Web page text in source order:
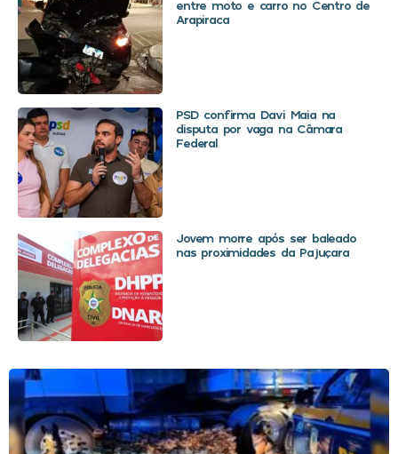
entre moto e carro no Centro de
Arapiraca
PSD confirma Davi Maia na
disputa por vaga na Câmara
Federal
Jovem morre após ser baleado
nas proximidades da Pajuçara